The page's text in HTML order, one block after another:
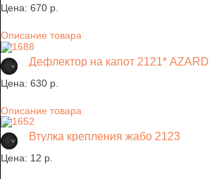
Цена: 670 p.
Описание товара
Дефлектор на капот 2121* AZARD
Цена: 630 p.
Описание товара
Втулка крепления жабо 2123
Цена: 12 p.